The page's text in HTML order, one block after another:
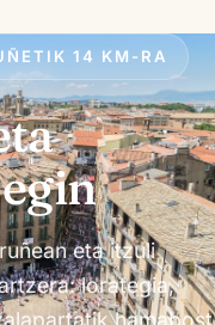
14 KM-RA
eta itzuli
lorategia,
hamabost